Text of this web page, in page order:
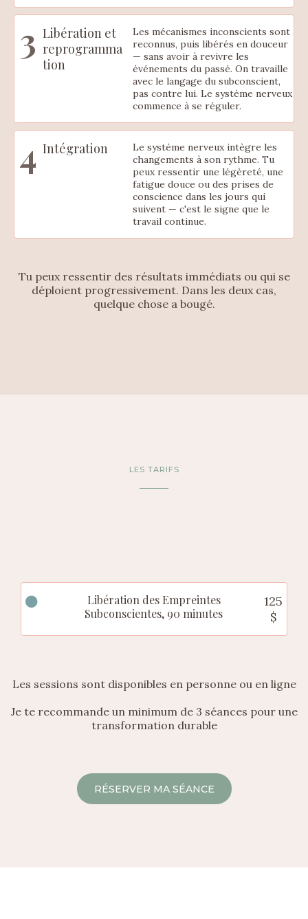
3 Libération et
reprogramma
tion
Les mécanismes inconscients sont
reconnus, puis libérés en douceur
— sans avoir à revivre les
événements du passé. On travaille
avec le langage du subconscient,
pas contre lui. Le système nerveux
commence à se réguler.
4 Intégration
Le système nerveux intègre les
changements à son rythme. Tu
peux ressentir une légèreté, une
fatigue douce ou des prises de
conscience dans les jours qui
suivent — c'est le signe que le
travail continue.
Tu peux ressentir des résultats immédiats ou qui se
déploient progressivement. Dans les deux cas,
quelque chose a bougé.
LES TARIFS
Libération des Empreintes
Subconscientes, 90 minutes
125
$
Les sessions sont disponibles en personne ou en ligne
Je te recommande un minimum de 3 séances pour une
transformation durable
RÉSERVER MA SÉANCE